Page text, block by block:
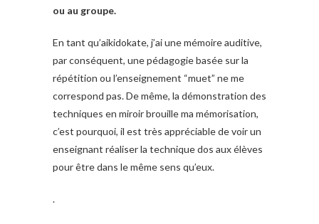
ou au groupe.
En tant qu’aikidokate, j’ai une mémoire auditive,
par conséquent, une pédagogie basée sur la
répétition ou l’enseignement “muet” ne me
correspond pas. De même, la démonstration des
techniques en miroir brouille ma mémorisation,
c’est pourquoi, il est très appréciable de voir un
enseignant réaliser la technique dos aux élèves
pour être dans le même sens qu’eux.
.